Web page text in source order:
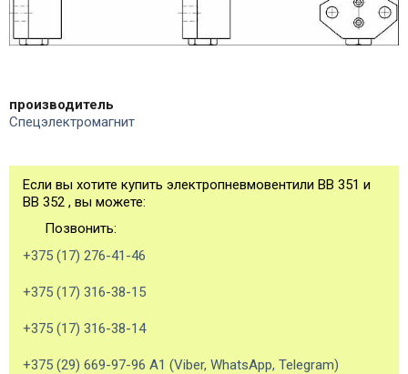
производитель
Спецэлектромагнит
Если вы хотите купить электропневмовентили ВВ 351 и
ВВ 352 , вы можете:
Позвонить:
+375 (17) 276-41-46
+375 (17) 316-38-15
+375 (17) 316-38-14
+375 (29) 669-97-96 А1 (Viber, WhatsApp, Telegram)